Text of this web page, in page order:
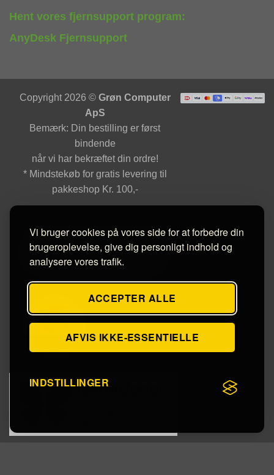
Vi bruger cookies på vores side for at forbedre din
brugeroplevelse, give dig personligt indhold og
analysere vores trafik.
ACCEPTER ALLE
AFVIS IKKE-ESSENTIELLE
INDSTILLINGER
Hent vores fjernsupport program:
AnyDesk Fjernsupport
Copyright 2026 © Grøn Computer
ApS
Bemærk: Din bestilling er først
bindende
når vi har bekræftet din ordre!
* Mindstekøb for gratis levering til
pakkeshop Kr. 100,-